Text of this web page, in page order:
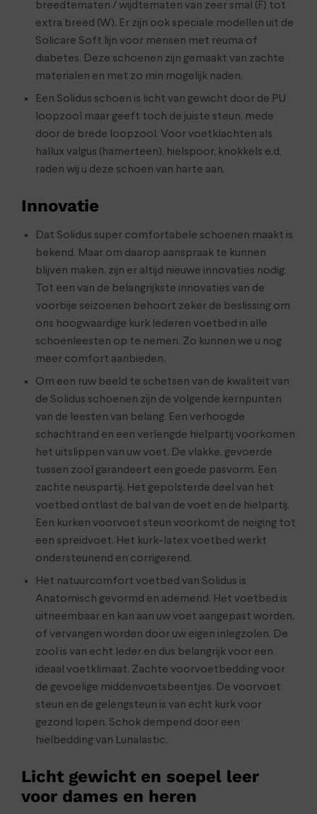
breedtematen / wijdtematen van zeer smal (F) tot
extra breed (W). Er zijn ook speciale modellen uit de
Solicare Soft lijn voor mensen met reuma of
diabetes. Deze schoenen zijn gemaakt van zachte
materialen en met zo min mogelijk naden.
Een Solidus schoen is licht van gewicht door de PU
loopzool maar geeft toch de juiste steun, mede
door de brede loopzool. Voor voetklachten als
hallux valgus (hamerteen), hielspoor, knokkels e.d.
raden wij u deze schoen van harte aan.
Innovatie
Dat Solidus super comfortabele schoenen maakt is
bekend. Maar om daarop aanspraak te kunnen
blijven maken, zijn er altijd nieuwe innovaties nodig.
Tot een van de belangrijkste innovaties van de
voorbije seizoenen behoort zeker de beslissing om
ons hoogwaardige kurk lederen voetbed in alle
schoenleesten op te nemen. Zo kunnen we u nog
meer comfort aanbieden.
Om een ruw beeld te schetsen van de kwaliteit van
de Solidus schoenen zijn de volgende kernpunten
van de leesten van belang. Een verhoogde
schachtrand en een verlengde hielpartij voorkomen
het uitslippen van uw voet. De vlakke, gevoerde
tussen zool garandeert een goede pasvorm. Een
zachte neuspartij. Het gepolsterde deel van het
voetbed ontlast de bal van de voet en de hielpartij.
Een kurken voorvoet steun voorkomt de neiging tot
een spreidvoet. Het kurk-latex voetbed werkt
ondersteunend en corrigerend.
Het natuurcomfort voetbed van Solidus is
Anatomisch gevormd en ademend. Het voetbed is
uitneembaar en kan aan uw voet aangepast worden,
of vervangen worden door uw eigen inlegzolen. De
zool is van echt leder en dus belangrijk voor een
ideaal voetklimaat. Zachte voorvoetbedding voor
de gevoelige middenvoetsbeentjes. De voorvoet
steun en de gelengsteun is van echt kurk voor
gezond lopen. Schok dempend door een
hielbedding van Lunalastic.
Licht gewicht en soepel leer
voor dames en heren